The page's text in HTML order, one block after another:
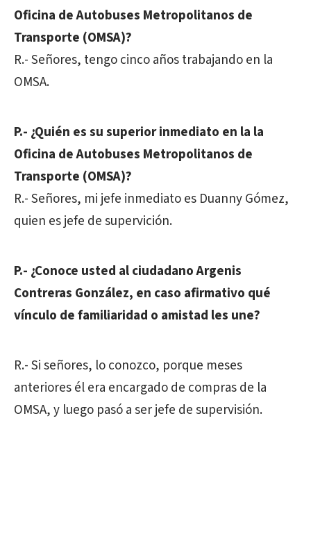
Oficina de Autobuses Metropolitanos de
Transporte (OMSA)?
R.- Señores, tengo cinco años trabajando en la
OMSA.
P.- ¿Quién es su superior inmediato en la la
Oficina de Autobuses Metropolitanos de
Transporte (OMSA)?
R.- Señores, mi jefe inmediato es Duanny Gómez,
quien es jefe de supervición.
P.- ¿Conoce usted al ciudadano Argenis
Contreras González, en caso afirmativo qué
vínculo de familiaridad o amistad les une?
R.- Si señores, lo conozco, porque meses
anteriores él era encargado de compras de la
OMSA, y luego pasó a ser jefe de supervisión.